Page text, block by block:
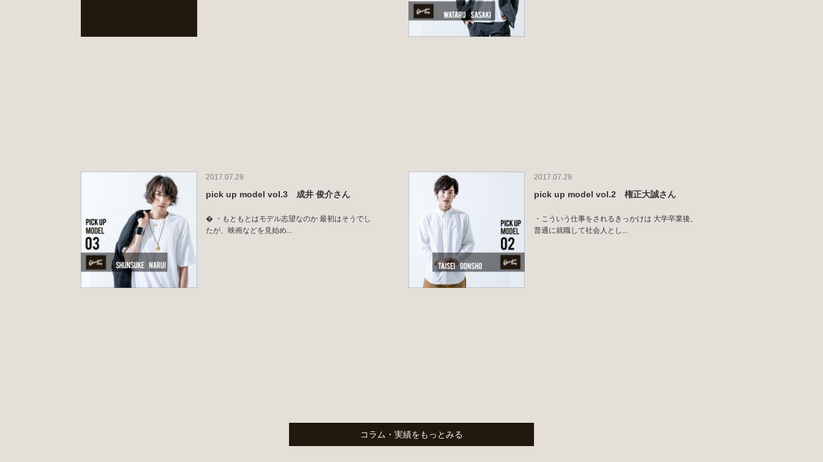
2017.07.29
pick up model vol.3 成井 俊介さん
� ・もともとはモデル志望なのか 最初はそうでし
たが、映画などを見始め...
2017.07.29
pick up model vol.2 権正大誠さん
・こういう仕事をされるきっかけは 大学卒業後、
普通に就職して社会人とし...
コラム・実績をもっとみる